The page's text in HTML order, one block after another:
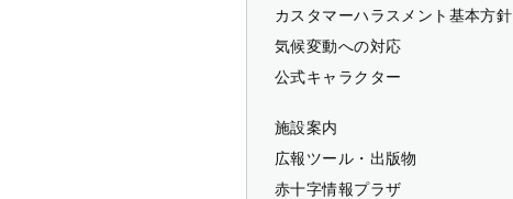
カスタマーハラスメント基本方針
気候変動への対応
公式キャラクター
施設案内
広報ツール・出版物
赤十字情報プラザ